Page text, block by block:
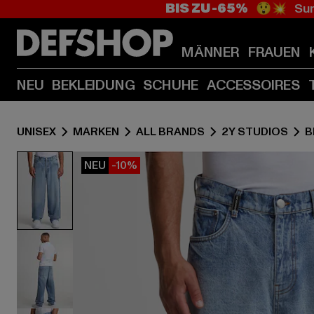
BIS ZU -65% 😲💥
MÄNNER FRAUEN
NEU BEKLEIDUNG SCHUHE ACCESSOIRES
UNISEX MARKEN ALL BRANDS 2Y STUDIOS
NEU -10%